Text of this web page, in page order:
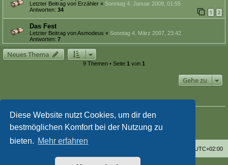
Diese Website nutzt Cookies, um dir den
bestmöglichen Komfort bei der Nutzung zu
bieten. Mehr erfahren
Letzter Beitrag von Erzähler « Sonntag 4. Januar 2009, 01:55
Antworten: 34 1 2
Das Fest
Letzter Beitrag vonAsmodeus « Sonntag 4. März 2007, 23:42
Antworten: 7
Neues Thema
9 Themen • Seite 1 von 1
Gehe zu
Du darfst
keine neuen Themen in diesem Forum erstellen.
Du darfstkeine Antworten zu Themen in diesem Forum erstellen.
Du darfst deine Beiträge in diesem Forum nicht ändern.
Du darfst deine Beiträge in diesem Forum
UTC+02:00